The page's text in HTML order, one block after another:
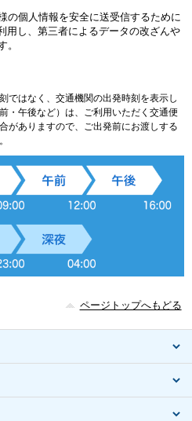
の個人情報を安全に送受信するために
用し、第三者によるデータの改ざんや
。
ではなく、交通機関の出発時刻を表示し
・午後など）は、ご利用いただく交通便
がありますので、ご出発前にお渡しする
ページトップへもどる